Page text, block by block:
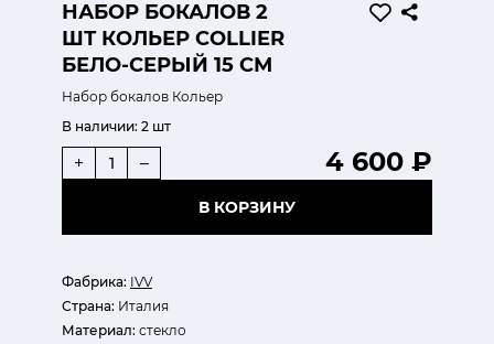
НАБОР БОКАЛОВ 2
ШТ КОЛЬЕР COLLIER
БЕЛО-СЕРЫЙ 15 СМ
Набор бокалов Кольер
Фабрика: IVV
Страна: Италия
Материал: стекло
В наличии: 2 шт
4 600 ₽
+ –
В КОРЗИНУ